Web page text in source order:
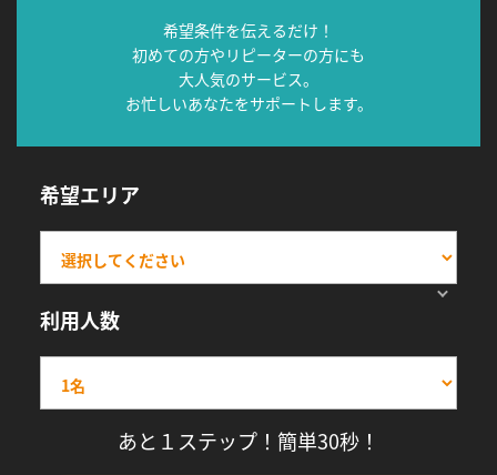
希望条件を伝えるだけ！
初めての方やリピーターの方にも
大人気のサービス。
お忙しいあなたをサポートします。
希望エリア
利用人数
あと１ステップ！簡単30秒！